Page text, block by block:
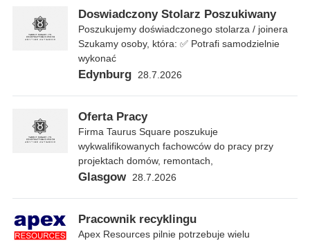
Doswiadczony Stolarz Poszukiwany
Poszukujemy doświadczonego stolarza / joinera
Szukamy osoby, która: ✅ Potrafi samodzielnie
wykonać
Edynburg 28.7.2026
Oferta Pracy
Firma Taurus Square poszukuje
wykwalifikowanych fachowców do pracy przy
projektach domów, remontach,
Glasgow 28.7.2026
Pracownik recyklingu
Apex Resources pilnie potrzebuje wielu